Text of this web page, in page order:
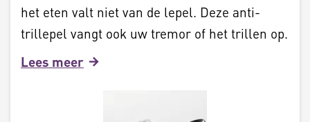
het eten valt niet van de lepel. Deze anti-
trillepel vangt ook uw tremor of het trillen op.
Lees meer